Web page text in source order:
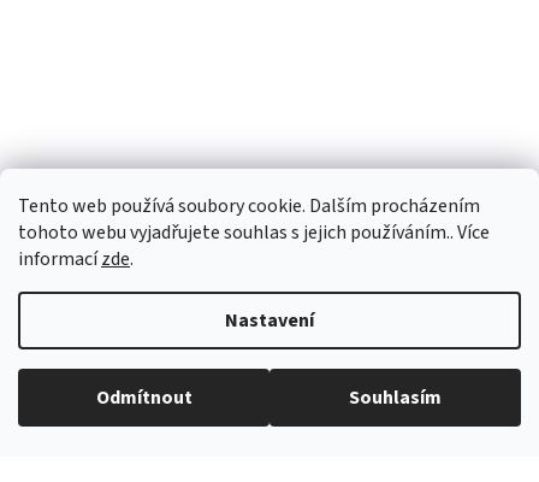
Tento web používá soubory cookie. Dalším procházením
tohoto webu vyjadřujete souhlas s jejich používáním.. Více
informacízde.
Nastavení
Odmítnout Souhlasím
Vytvořil Shoptet